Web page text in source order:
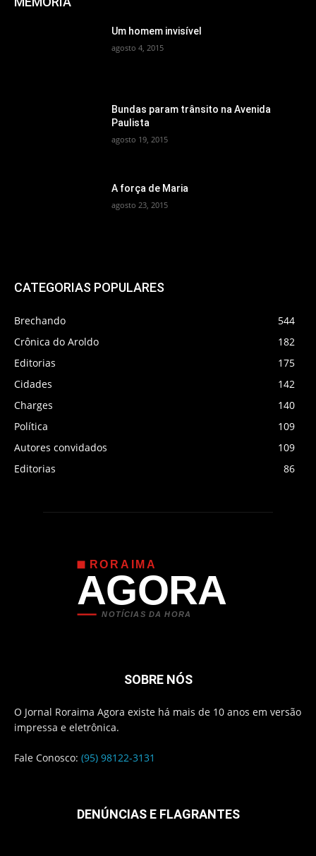
Um homem invisível
agosto 4, 2015
Bundas param trânsito na Avenida
Paulista
agosto 19, 2015
A força de Maria
agosto 23, 2015
CATEGORIAS POPULARES
Brechando
544
Crônica do Aroldo
182
Editorias
175
Cidades
142
Charges
140
Política
109
Autores convidados
109
Editorias
86
RORAIMA
AGORA
NOTÍCIAS DA HORA
SOBRE NÓS
O Jornal Roraima Agora existe há mais de 10 anos em versão
impressa e eletrônica.
Fale Conosco: (95) 98122-3131
DENÚNCIAS E FLAGRANTES